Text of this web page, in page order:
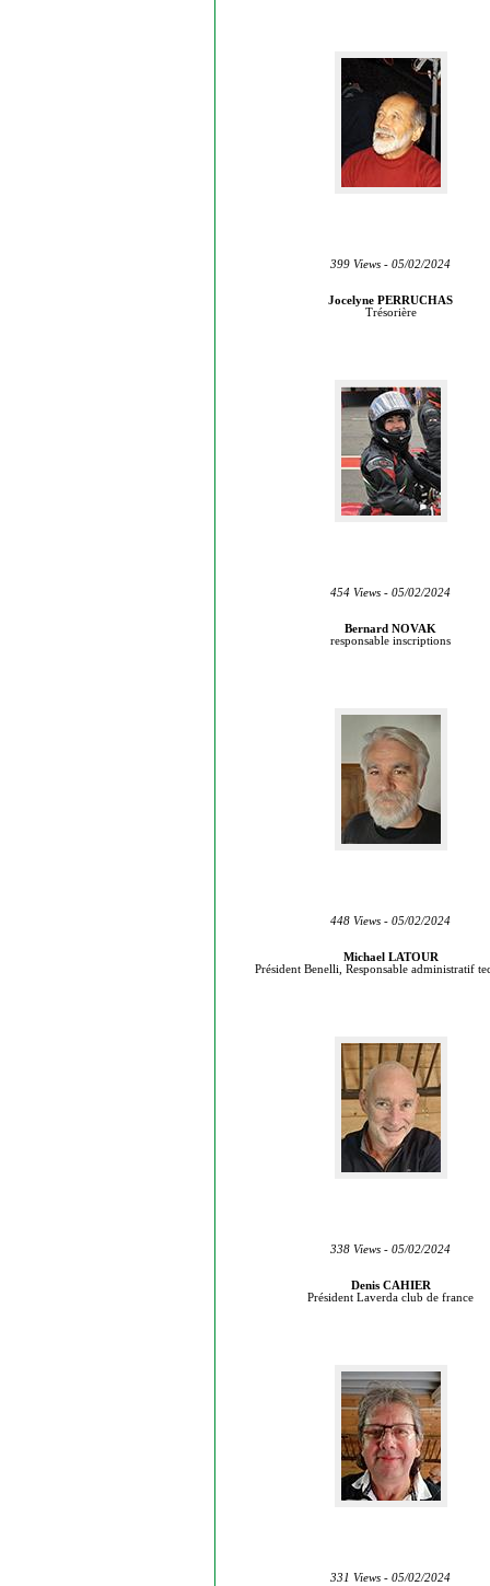
399 Views - 05/02/2024
Jocelyne PERRUCHAS
Trésorière
454 Views - 05/02/2024
Bernard NOVAK
responsable inscriptions
448 Views - 05/02/2024
Michael LATOUR
Président Benelli, Responsable administratif
338 Views - 05/02/2024
Denis CAHIER
Président Laverda club de france
331 Views - 05/02/2024